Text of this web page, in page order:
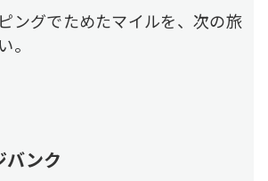
ングでためたマイルを、次の旅
。
ンク